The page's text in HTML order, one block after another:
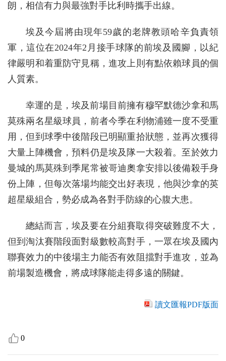
朗，相信有力與最強對手比利時攜手出線。
埃及今屆將由現年59歲的老牌教頭哈辛負責領
軍，這位在2024年2月接手球隊的前埃及國腳，以紀
律嚴明和着重防守見稱，進攻上則有點依賴球員的個
人質素。
幸運的是，埃及前場目前擁有穆罕默德沙拿和馬
莫殊兩名星級球員，前者今季在利物浦雖一度不受重
用，但到球季中後階段已明顯重拾狀態，並再次獲得
大量上陣機會，預料仍是埃及隊一大殺着。至於效力
曼城的馬莫殊到季尾常被哥迪奧拿安排以後備殺手身
份上陣，但每次落場均能交出好表現，他與沙拿的英
超星級組合，勢必成為各對手防線的心腹大患。
總結而言，埃及要在分組賽取得突破難度不大，
但到淘汰賽階段面對級數較高對手，一眾在埃及國內
聯賽效力的中後場主力能否有效阻擋對手進攻，並為
前場製造機會，將成球隊能走得多遠的關鍵。
讀文匯報PDF版面
0